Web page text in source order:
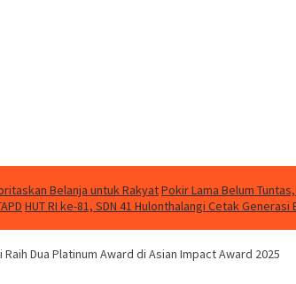
Belanja untuk RakyatPokir Lama Belum
HUT RI ke-81, SDN 41 Hulonthalangi Cetak
Dua Platinum Award di Asian Impact Award 2025